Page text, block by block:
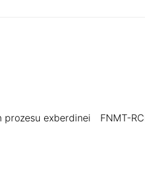
exberdinei
FNMT-